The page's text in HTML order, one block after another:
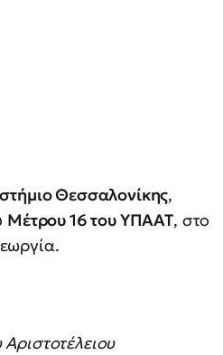
Θεσσαλονίκης,
Μέτρου 16 του ΥΠΑΑΤ, στο